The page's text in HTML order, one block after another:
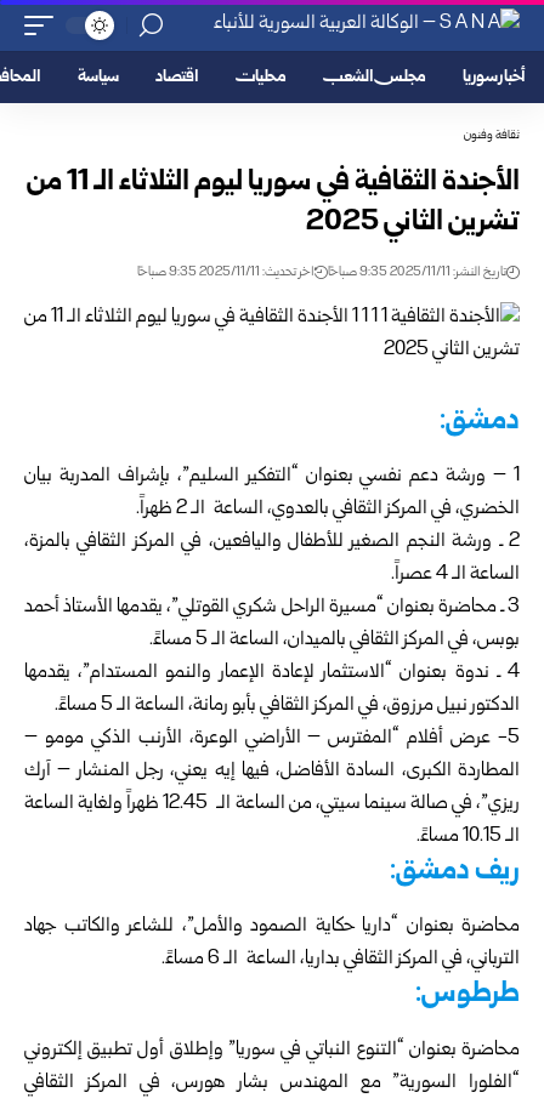
أخبار سوريا مجلس الشعب محليات اقتصاد سياسة
ثقافة وفنون
الأجندة الثقافية في سوريا ليوم الثلاثاء الـ 11 من
تشرين الثاني 2025
تاريخ النشر: 2025/11/11 9:35 صباحًا اخر تحديث: 2025/11/11 9:35 صباحًا
دمشق:
1 – ورشة دعم نفسي بعنوان “التفكير السليم”، بإشراف المدربة بيان
الخضري، في المركز الثقافي بالعدوي، الساعة الـ 2 ظهراً.
2 ـ ورشة النجم الصغير للأطفال واليافعين، في المركز الثقافي بالمزة،
الساعة الـ 4 عصراً.
3 ـ محاضرة بعنوان “مسيرة الراحل شكري القوتلي”، يقدمها الأستاذ أحمد
بوبس، في المركز الثقافي بالميدان، الساعة الـ 5 مساءً.
4 ـ ندوة بعنوان “الاستثمار لإعادة الإعمار والنمو المستدام”، يقدمها
الدكتور نبيل مرزوق، في المركز الثقافي بأبو رمانة، الساعة الـ 5 مساءً.
5- عرض أفلام “المفترس – الأراضي الوعرة، الأرنب الذكي مومو –
المطاردة الكبرى، السادة الأفاضل، فيها إيه يعني، رجل المنشار – آرك
ريزي”، في صالة سينما سيتي، من الساعة الـ 12.45 ظهراً ولغاية الساعة
الـ 10.15 مساءً.
ريف دمشق:
محاضرة بعنوان “داريا حكاية الصمود والأمل”، للشاعر والكاتب جهاد
الترباني، في المركز الثقافي بداريا، الساعة الـ 6 مساءً.
طرطوس:
محاضرة بعنوان “التنوع النباتي في سوريا” وإطلاق أول تطبيق إلكتروني
“الفلورا السورية” مع المهندس بشار هورس، في المركز الثقافي